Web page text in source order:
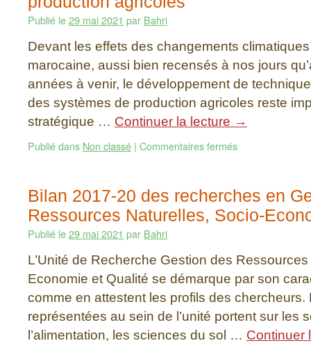
Publié le29 mai 2021 par Bahri
Devant les effets des changements climatiques
marocaine, aussi bien recensés à nos jours
années à venir, le développement de
des systèmes de production agricoles reste
stratégique … Continuer la lecture →
Publié dans Non classé | Commentaires fermés
Bilan 2017-20 des recherches en
Ressources Naturelles, Socio-
Publié le29 mai 2021 par Bahri
L’Unité de Recherche Gestion des
Economie et Qualité se démarque par son
comme en attestent les profils des chercheurs.
représentées au sein de l’unité portent sur les
l’alimentation, les sciences du sol … Continuer